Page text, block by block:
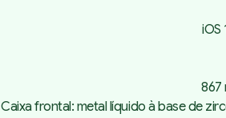
iOS
867
Caixa frontal: metal líquido à base de